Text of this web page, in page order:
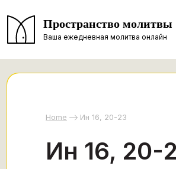
Пространство молитвы
Ваша ежедневная молитва онлайн
Home Ин 16, 20-23
Ин 16, 20-